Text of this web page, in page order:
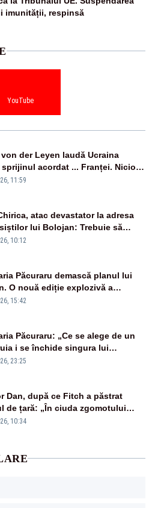
imunității, respinsă
YouTube
der Leyen laudă Ucraina
acordat ... Franței. Nicio
privind ajutorul energetic promis
11:59
atac devastator la adresa
lui Bolojan: Trebuie să
și natura, dar nu șținem omaneii
10:12
Păcuraru demască planul lui
O nouă ediție explozivă a
„Miza Zilei” la Realitatea PLUS
15:42
Păcuraru: „Ce se alege de un
i se închide singura lui
23:25
Dan, după ce Fitch a păstrat
de țară: „În ciuda zgomotului
funcționează”
10:34